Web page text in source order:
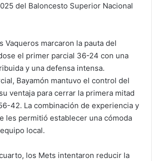
del Baloncesto Superior Nacional
Vaqueros marcaron la pauta del
el primer parcial 36-24 con una
y una defensa intensa.
Bayamón mantuvo el control del
ventaja para cerrar la primera mitad
42. La combinación de experiencia y
les permitió establecer una cómoda
local.
los Mets intentaron reducir la